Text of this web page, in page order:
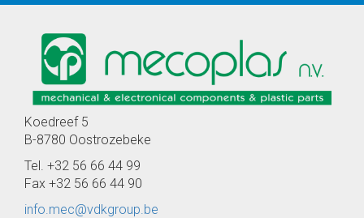
Koedreef 5
B-8780 Oostrozebeke
Tel. +32 56 66 44 99
Fax +32 56 66 44 90
info.mec@vdkgroup.be